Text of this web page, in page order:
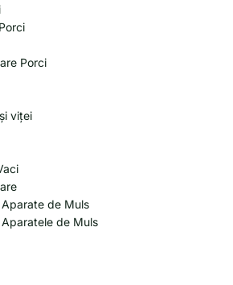
Porci
viței
de Muls
de Muls